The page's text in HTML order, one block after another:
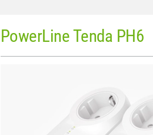
PowerLine Tenda PH6